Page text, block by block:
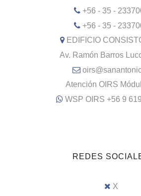
+56 - 35 -
+56 - 35 -
EDIFICIO
Av. Ramón Barros
Atención OIRS
WSP OIRS +56 9
REDES
X